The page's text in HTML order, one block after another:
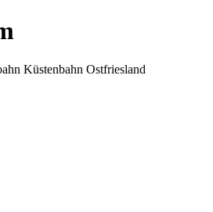
Küstenbahn Ostfriesland